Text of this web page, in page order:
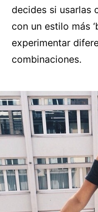
decides si usarlas
con un estilo más
experimentar
combinaciones.